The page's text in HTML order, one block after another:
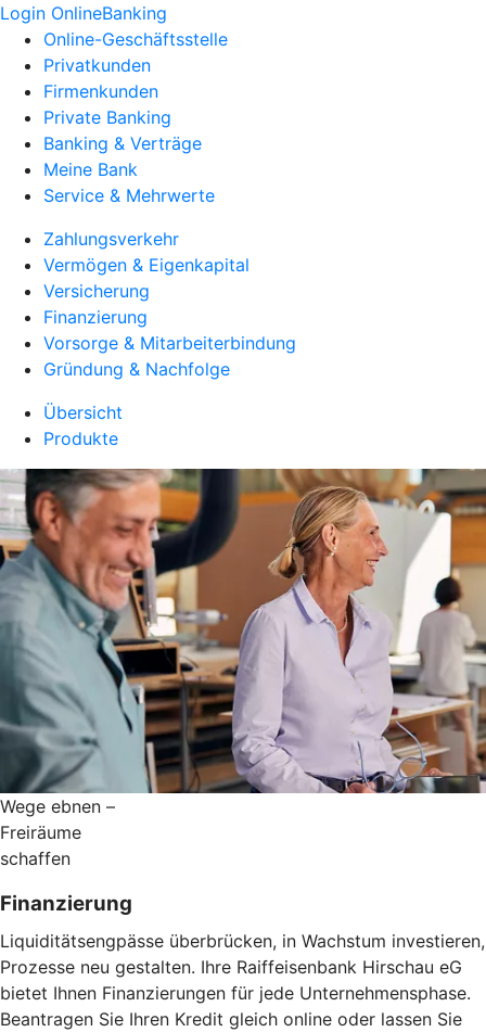
Login OnlineBanking
Online-Geschäftsstelle
Privatkunden
Firmenkunden
Private Banking
Banking & Verträge
Meine Bank
Service & Mehrwerte
Zahlungsverkehr
Vermögen & Eigenkapital
Versicherung
Finanzierung
Vorsorge & Mitarbeiterbindung
Gründung & Nachfolge
Übersicht
Produkte
Wege ebnen –
Freiräume
schaffen
Finanzierung
Liquiditätsengpässe überbrücken, in Wachstum investieren,
Prozesse neu gestalten. Ihre Raiffeisenbank Hirschau eG
bietet Ihnen Finanzierungen für jede Unternehmensphase.
Beantragen Sie Ihren Kredit gleich online oder lassen Sie